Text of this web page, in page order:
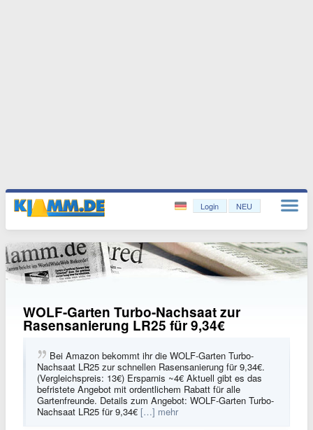
Login NEU
WOLF-Garten Turbo-Nachsaat zur
Rasensanierung LR25 für 9,34€
Bei Amazon bekommt ihr die WOLF-Garten Turbo-
Nachsaat LR25 zur schnellen Rasensanierung für 9,34€.
(Vergleichspreis: 13€) Ersparnis ~4€ Aktuell gibt es das
befristete Angebot mit ordentlichem Rabatt für alle
Gartenfreunde. Details zum Angebot: WOLF-Garten Turbo-
Nachsaat LR25 für 9,34€ […] mehr